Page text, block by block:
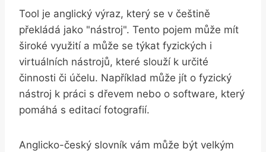
Tool je anglický výraz, který se v češtině
překládá jako "nástroj". Tento pojem může mít
široké využití a může se týkat fyzických i
virtuálních nástrojů, které slouží k určité
činnosti či účelu. Například může jít o fyzický
nástroj k práci s dřevem nebo o software, který
pomáhá s editací fotografií.
Anglicko-český slovník vám může být velkým